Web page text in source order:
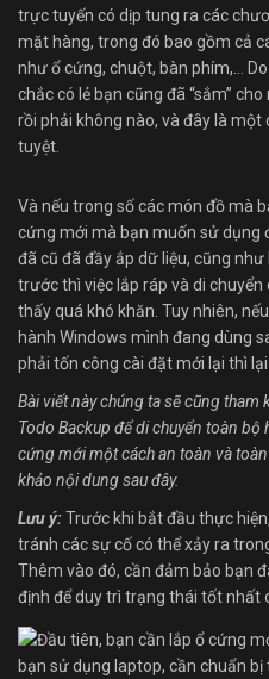
trực tuyến có dịp tung ra các
mặt hàng, trong đó bao gồm cả
như ổ cứng, chuột, bàn phím,…
chắc có lẻ bạn cũng đã “sắm”
rồi phải không nào, và đây là một
tuyệt.
Và nếu trong số các món đồ mà
cứng mới mà bạn muốn sử dụng
đã cũ đã đầy ắp dữ liệu, cũng
trước thì việc lắp ráp và di
thấy quá khó khăn. Tuy nhiên,
hành Windows mình đang dùng
phải tốn công cài đặt mới lại thì
Bài viết này chúng ta sẽ cũng tham
Todo Backup để di chuyển toàn
cứng mới một cách an toàn và
khảo nội dung sau đây.
Lưu ý:Trước khi bắt đầu thực
tránh các sự cố có thể xảy ra
Thêm vào đó, cần đảm bảo bạn
định để duy trì trạng thái tốt nhất